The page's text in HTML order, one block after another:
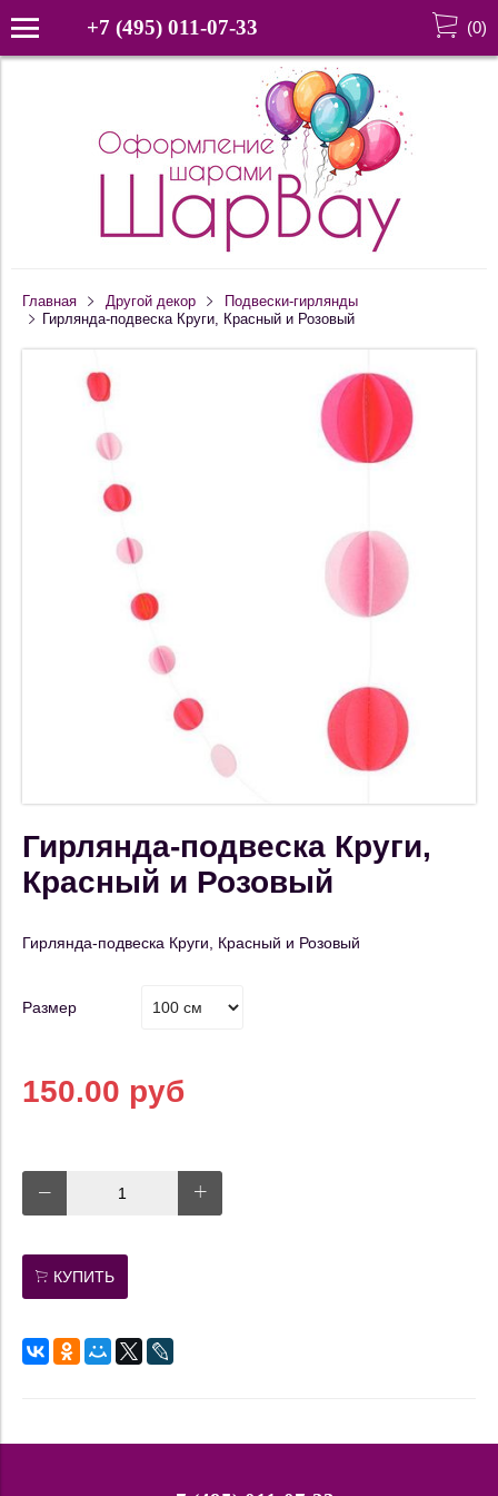
+7 (495) 011-07-33 (0)
Главная Другой декор
Подвески-гирлянды
Гирлянда-подвеска Круги, Красный и Розовый
Гирлянда-подвеска Круги,
Красный и Розовый
Гирлянда-подвеска Круги, Красный и Розовый
Размер
150.00 руб
КУПИТЬ